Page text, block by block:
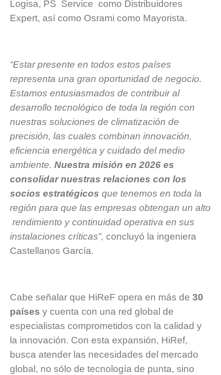
Logisa, PS Service como Distribuidores
Expert, así como Osrami como Mayorista.
“Estar presente en todos estos países
representa una gran oportunidad de negocio.
Estamos entusiasmados de contribuir al
desarrollo tecnológico de toda la región con
nuestras soluciones de climatización de
precisión, las cuales combinan innovación,
eficiencia energética y cuidado del medio
ambiente. Nuestra misión en 2026 es
consolidar nuestras relaciones con los
socios estratégicos que tenemos en toda la
región para que las empresas obtengan un alto
rendimiento y continuidad operativa en sus
instalaciones críticas”, concluyó la ingeniera
Castellanos García.
Cabe señalar que HiReF opera en más de 30
países y cuenta con una red global de
especialistas comprometidos con la calidad y
la innovación. Con esta expansión, HiRef,
busca atender las necesidades del mercado
global, no sólo de tecnología de punta, sino